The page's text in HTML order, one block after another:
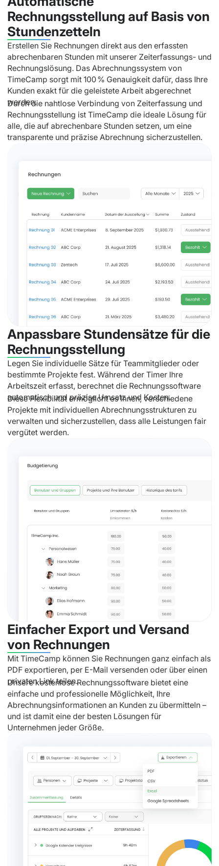
Automatische
Rechnungsstellung auf Basis
Stundenzetteln
Erstellen Sie Rechnungen direkt aus den erfassten
abrechenbaren Stunden mit unserer Zeiterfassungs- und
Rechnungslösung. Das Abrechnungssystem von
TimeCamp sorgt mit 100 % Genauigkeit dafür, dass Ihre
Kunden exakt für die geleistete Arbeit abgerechnet
werden.
Durch die nahtlose Verbindung von Zeiterfassung und
Rechnungsstellung ist TimeCamp die ideale Lösung für
alle, die auf abrechenbare Stunden setzen, um eine
transparente und präzise Abrechnung sicherzustellen.
Anpassbare Stundensätze für
Rechnungsstellung
Legen Sie individuelle Sätze für Teammitglieder oder
bestimmte Projekte fest. Während der Timer Ihre
Arbeitszeit erfasst, berechnet die Rechnungssoftware
automatisch und präzise Umsatz und Kosten.
Diese Flexibilität ermöglicht es Ihnen, verschiedene
Projekte mit individuellen Abrechnungsstrukturen zu
verwalten und sicherzustellen, dass alle Leistungen fair
vergütet werden.
Einfacher Export und Versand
von Rechnungen
Mit TimeCamp können Sie Rechnungen ganz einfach als
PDF exportieren, per E-Mail versenden oder über einen
privaten Link teilen.
Unsere kostenlose Rechnungssoftware bietet eine
einfache und professionelle Möglichkeit, Ihre
Abrechnungsinformationen an Kunden zu übermitteln –
und ist damit eine der besten Lösungen für
Unternehmen jeder Größe.